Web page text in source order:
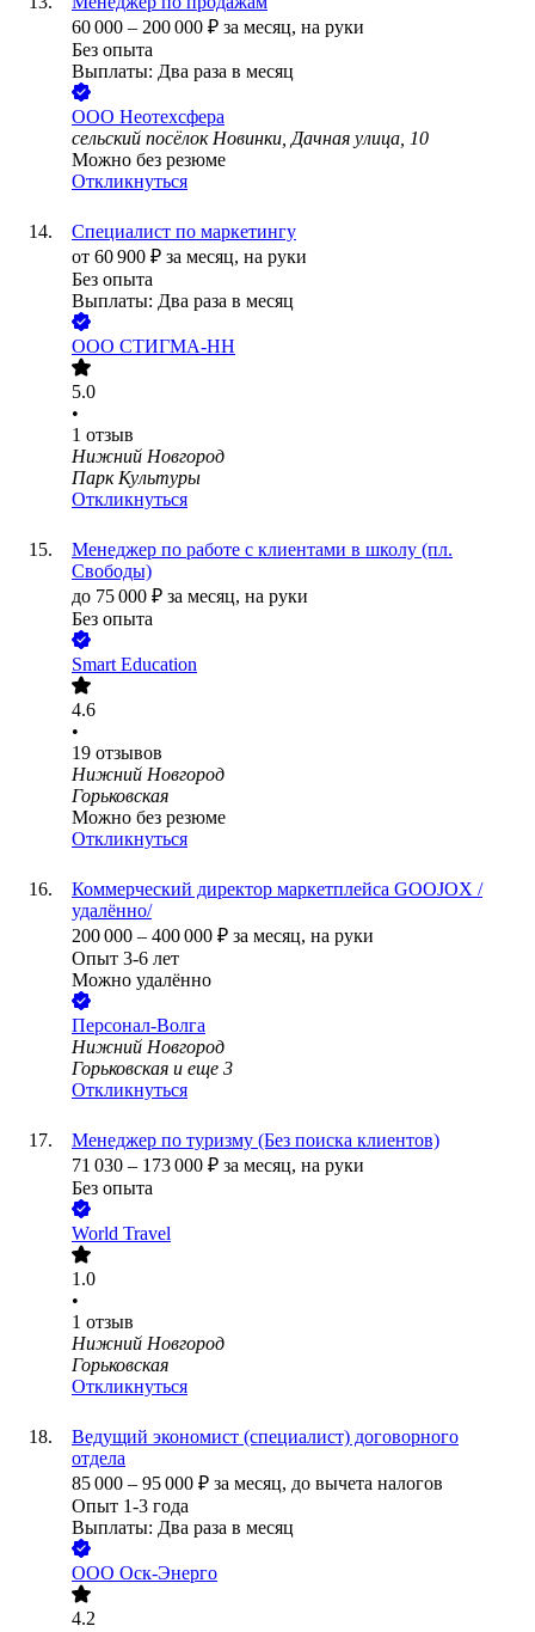
60 000 – 200 000 ₽ за месяц, на руки
Без опыта
Выплаты: Два раза в месяц
ООО Неотехсфера
сельский посёлок Новинки, Дачная улица, 10
Можно без резюме
Откликнуться
Специалист по маркетингу
от 60 900 ₽ за месяц, на руки
Без опыта
Выплаты: Два раза в месяц
ООО СТИГМА-НН
5.0
•
1 отзыв
Нижний Новгород
Парк Культуры
Откликнуться
Менеджер по работе с клиентами в школу (пл.
Свободы)
до 75 000 ₽ за месяц, на руки
Без опыта
Smart Education
4.6
•
19 отзывов
Нижний Новгород
Горьковская
Можно без резюме
Откликнуться
Коммерческий директор маркетплейса GOOJOX /
удалённо/
200 000 – 400 000 ₽ за месяц, на руки
Опыт 3-6 лет
Можно удалённо
Персонал-Волга
Нижний Новгород
Горьковская и еще 3
Откликнуться
Менеджер по туризму (Без поиска клиентов)
71 030 – 173 000 ₽ за месяц, на руки
Без опыта
World Travel
1.0
•
1 отзыв
Нижний Новгород
Горьковская
Откликнуться
Ведущий экономист (специалист) договорного
отдела
85 000 – 95 000 ₽ за месяц, до вычета налогов
Опыт 1-3 года
Выплаты: Два раза в месяц
ООО Оск-Энерго
4.2